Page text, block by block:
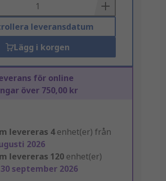
leveransdatum
Lägg i korgen
för online
över 750,00 kr
levereras 4enhet(er) från
2026
levereras 120 enhet(er)
30 september 2026